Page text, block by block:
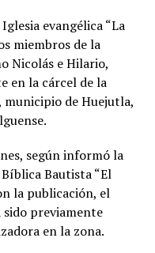
evangélica “La
miembros de la
Nicolás e Hilario,
en la cárcel de la
municipio de Huejutla,
según informó la
Bautista “El
la publicación, el
previamente
en la zona.